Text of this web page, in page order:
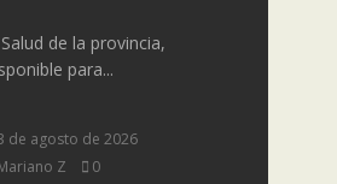
de la provincia,
para...
de agosto de 2026
Z
0